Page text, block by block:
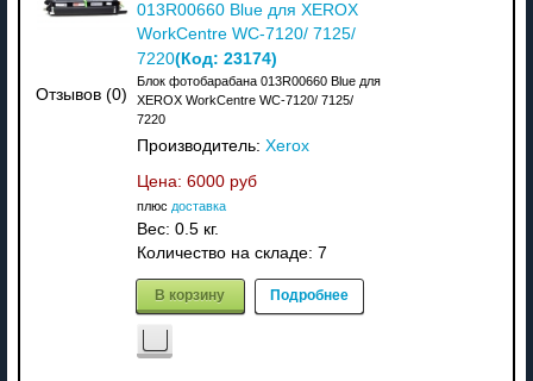
Отзывов (0)
013R00660 Blue для XEROX
WorkCentre WC-7120/ 7125/
7220(Код: 23174)
Блок фотобарабана 013R00660 Blue для
XEROX WorkCentre WC-7120/ 7125/
7220
Производитель: Xerox
Цена: 6000 руб
плюс доставка
Вес: 0.5 кг.
Количество на складе: 7
В корзину Подробнее